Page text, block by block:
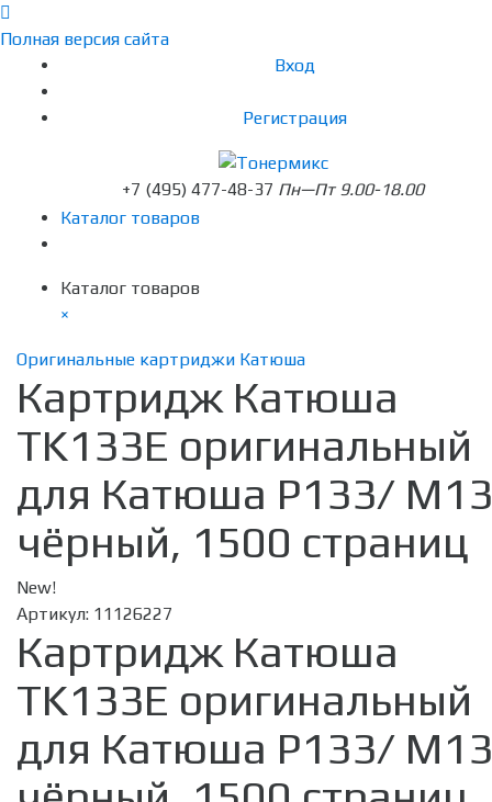
Полная версия сайта
Вход
Регистрация
+7 (495) 477-48-37 Пн—Пт 9.00-18.00
Каталог товаров
Каталог товаров
×
Оригинальные картриджи Катюша
Картридж Катюша
TK133E оригинальный
для Катюша P133/
чёрный, 1500 страниц
New!
Артикул: 11126227
Картридж Катюша
TK133E оригинальный
для Катюша P133/